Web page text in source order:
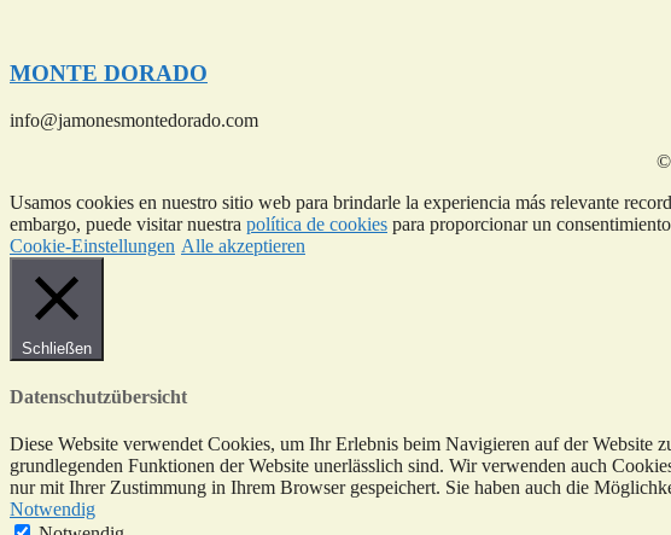
MONTE DORADO
info@jamonesmontedorado.com
©
Usamos cookies en nuestro sitio web para brindarle la experiencia más relevante
embargo, puede visitar nuestra política de cookies para proporcionar un
Cookie-Einstellungen Alle akzeptieren
Schließen
Datenschutzübersicht
Diese Website verwendet Cookies, um Ihr Erlebnis beim Navigieren auf der Website
grundlegenden Funktionen der Website unerlässlich sind. Wir verwenden auch
nur mit Ihrer Zustimmung in Ihrem Browser gespeichert. Sie haben auch die
Notwendig